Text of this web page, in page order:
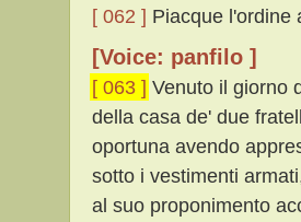
[ 062 ] Piacque l'ordine
[Voice: panfilo ]
[ 063 ] Venuto il giorno
della casa de' due
oportuna avendo
sotto i vestimenti
al suo proponimento